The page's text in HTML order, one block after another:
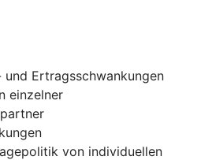
Ertragsschwankungen
einzelner
von individuellen